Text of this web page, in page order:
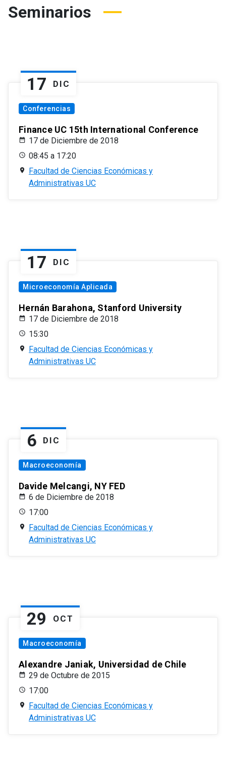
Seminarios
17 DIC
Conferencias
Finance UC 15th International Conference
17 de Diciembre de 2018
08:45 a 17:20
Facultad de Ciencias Económicas y
Administrativas UC
17 DIC
Microeconomía Aplicada
Hernán Barahona, Stanford University
17 de Diciembre de 2018
15:30
Facultad de Ciencias Económicas y
Administrativas UC
6 DIC
Macroeconomía
Davide Melcangi, NY FED
6 de Diciembre de 2018
17:00
Facultad de Ciencias Económicas y
Administrativas UC
29 OCT
Macroeconomía
Alexandre Janiak, Universidad de Chile
29 de Octubre de 2015
17:00
Facultad de Ciencias Económicas y
Administrativas UC